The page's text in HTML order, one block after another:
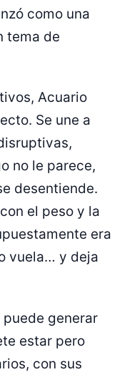
como una
tema de
Acuario
Se une a
no le parece,
desentiende.
el peso y la
era
vuela… y deja
generar
estar pero
con sus